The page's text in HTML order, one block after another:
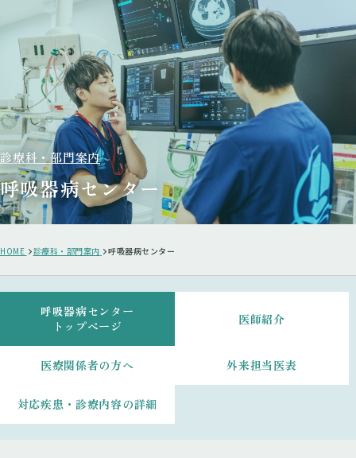
診療科・部門案内
呼吸器病センター
HOME 診療科・部門案内 呼吸器病センター
呼吸器病センター
トップページ
医師紹介
医療関係者の方へ 外来担当医表
対応疾患・診療内容の詳細